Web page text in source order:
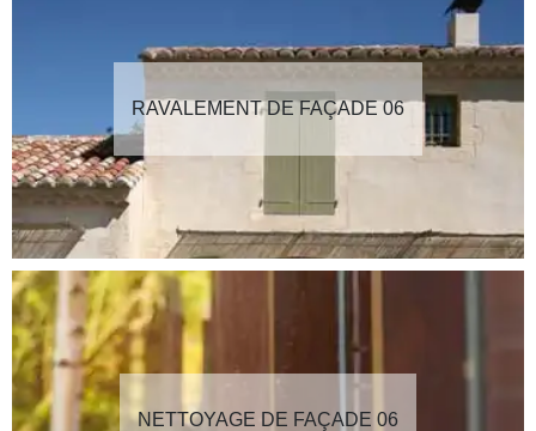
RAVALEMENT DE FAÇADE 06
NETTOYAGE DE FAÇADE 06